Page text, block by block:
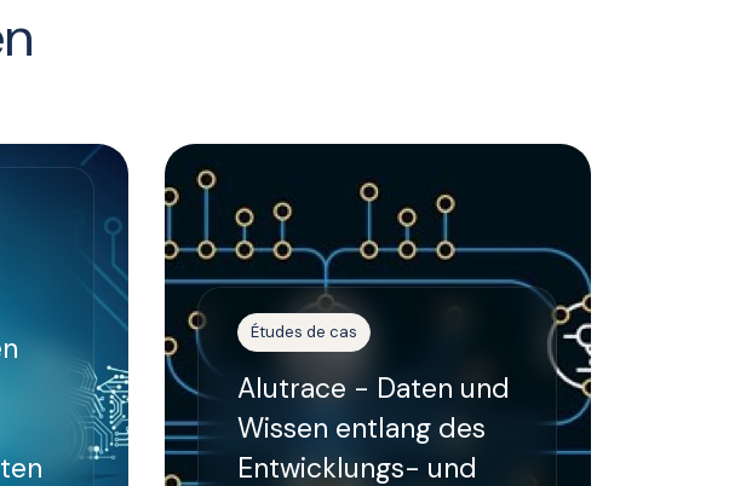
Études de cas
Alutrace - Daten und
Wissen entlang des
Entwicklungs- und